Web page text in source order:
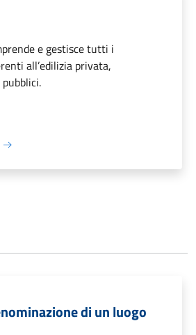
e gestisce tutti i
all’edilizia privata,
di un luogo